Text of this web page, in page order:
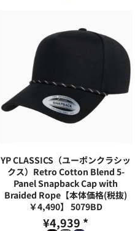
YP CLASSICS（ユーポンクラシッ
クス）Retro Cotton Blend 5-
Panel Snapback Cap with
Braided Rope【本体価格(税抜)
￥4,490】
5079BD
¥4,939 *